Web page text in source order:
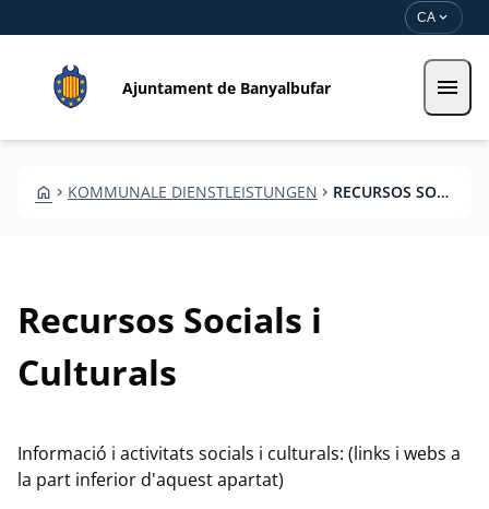
CA expand_more
Ajuntament de Banyalbufar menu
HOME CHEVRON_RIGHT KOMMUNALE DIENSTLEISTUNGEN CHEVRON_RIGHT RECURSOS SOCIOCIOCULTURALS
Recursos Socials i
Culturals
Informació i activitats socials i culturals: (links i webs a
la part inferior d'aquest apartat)